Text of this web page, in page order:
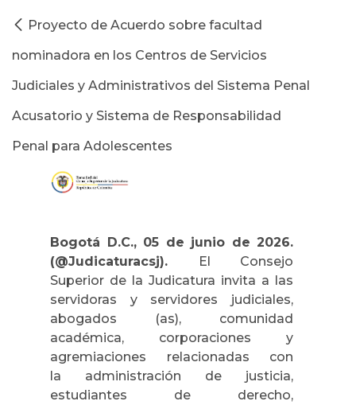
Proyecto de Acuerdo sobre facultad
nominadora en los Centros de Servicios
Judiciales y Administrativos del Sistema Penal
Acusatorio y Sistema de Responsabilidad
Penal para Adolescentes
Bogotá D.C., 05 de junio de 2026.
(@Judicaturacsj).
El Consejo
Superior de la Judicatura invita a las
servidoras y servidores judiciales,
abogados (as), comunidad
académica, corporaciones y
agremiaciones relacionadas con
la administración de justicia,
estudiantes de derecho,